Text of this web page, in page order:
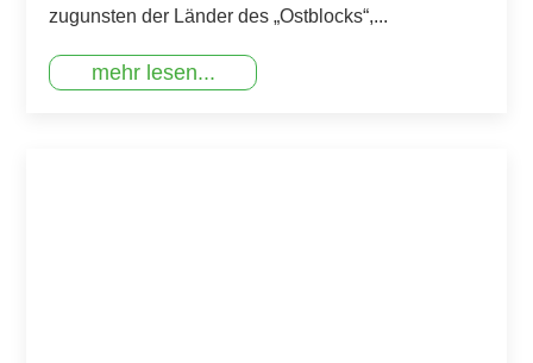
zugunsten der Länder des „Ostblocks“,...
mehr lesen...